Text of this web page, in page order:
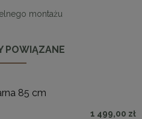
montażu
POWIĄZANE
85 cm
1 499,00 zł